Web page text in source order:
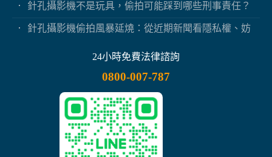
針孔攝影機不是玩具，偷拍可能踩到哪些刑事責任？
針孔攝影機偷拍風暴延燒：從近期新聞看隱私權、妨
24小時免費法律諮詢
0800-007-787